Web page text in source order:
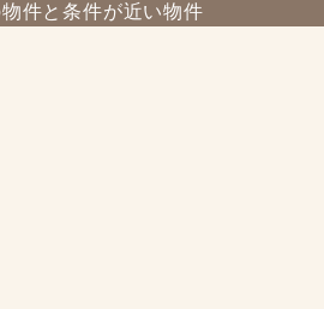
件と条件が近い物件